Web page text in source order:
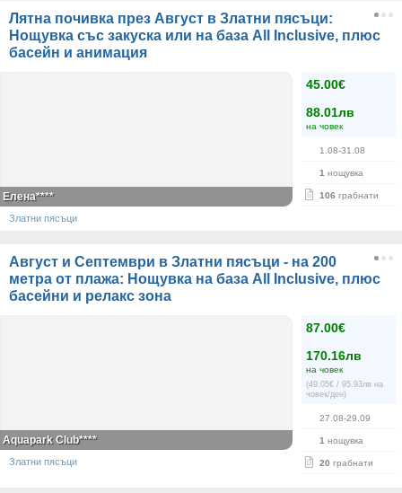
Лятна почивка през Август в Златни пясъци:
Нощувка със закуска или на база All Inclusive, плюс
басейн и анимация
45.00€
88.01лв
на човек
1.08-31.08
1 нощувка
106 грабнати
Елена****
Златни пясъци
Август и Септември в Златни пясъци - на 200
метра от плажа: Нощувка на база All Inclusive, плюс
басейни и релакс зона
87.00€
170.16лв
на човек
(49.05€ / 95.93лв на
човек/ден)
27.08-29.09
1 нощувка
20 грабнати
Aquapark Club****
Златни пясъци